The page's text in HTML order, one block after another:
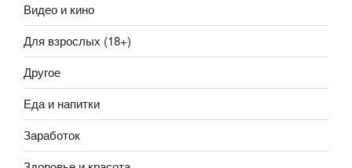
Видео и кино
Для взрослых (18+)
Другое
Еда и напитки
Заработок